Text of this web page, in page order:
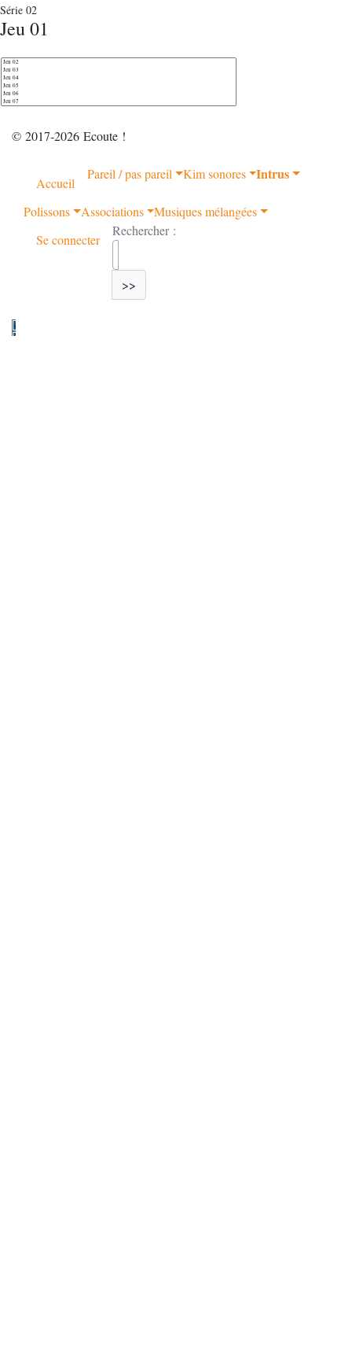
Série 02
Jeu 01
© 2017-2026 Ecoute !
Accueil
Pareil / pas pareil Kim sonores Intrus
Polissons Associations
Musiques mélangées
Se connecter
Rechercher :
>>